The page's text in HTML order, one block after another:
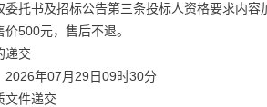
委托书及招标公告第三条投标人资格要求内
500元，售后不退。
递交
2026年07月29日09时30分
文件递交